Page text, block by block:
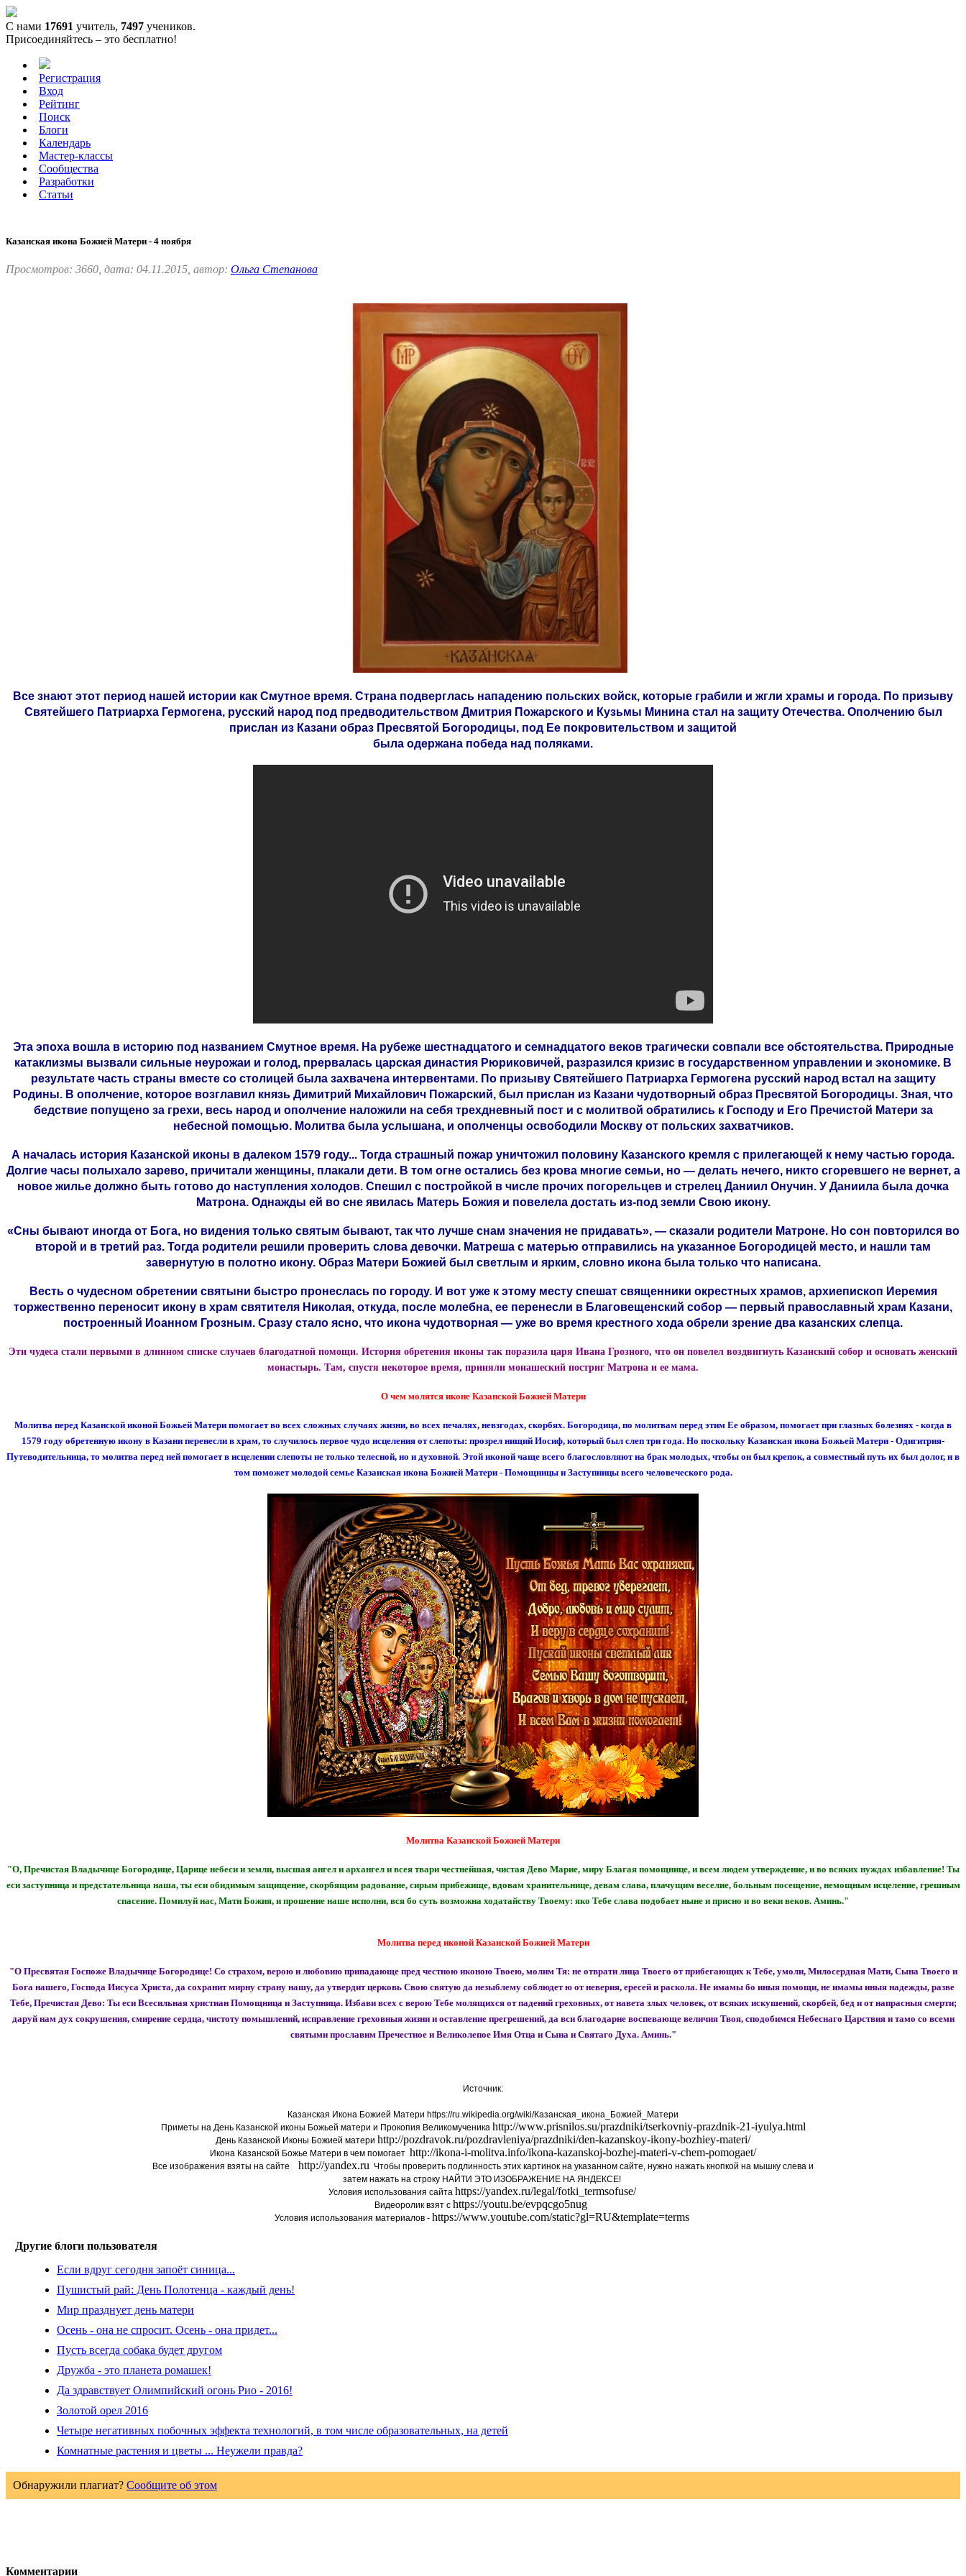
С нами 17691 учитель, 7497 учеников.
Присоединяйтесь – это бесплатно!
Регистрация
Вход
Рейтинг
Поиск
Блоги
Календарь
Мастер-классы
Сообщества
Разработки
Статьи
Казанская икона Божией Матери - 4 ноября
Просмотров: 3660, дата: 04.11.2015, автор: Ольга Степанова
Все знают этот период нашей истории как Смутное время. Страна подверглась нападению польских войск, которые грабили и жгли храмы и города. По призыву
Святейшего Патриарха Гермогена, русский народ под предводительством Дмитрия Пожарского и Кузьмы Минина стал на защиту Отечества. Ополчению был
прислан из Казани образ Пресвятой Богородицы, под Ее покровительством и защитой
была одержана победа над поляками.
Эта эпоха вошла в историю под названием Смутное время. На рубеже шестнадцатого и семнадцатого веков трагически совпали все обстоятельства. Природные
катаклизмы вызвали сильные неурожаи и голод, прервалась царская династия Рюриковичей, разразился кризис в государственном управлении и экономике. В
результате часть страны вместе со столицей была захвачена интервентами. По призыву Святейшего Патриарха Гермогена русский народ встал на защиту
Родины. В ополчение, которое возглавил князь Димитрий Михайлович Пожарский, был прислан из Казани чудотворный образ Пресвятой Богородицы. Зная, что
бедствие попущено за грехи, весь народ и ополчение наложили на себя трехдневный пост и с молитвой обратились к Господу и Его Пречистой Матери за
небесной помощью. Молитва была услышана, и ополченцы освободили Москву от польских захватчиков.
А началась история Казанской иконы в далеком 1579 году... Тогда страшный пожар уничтожил половину Казанского кремля с прилегающей к нему частью города.
Долгие часы полыхало зарево, причитали женщины, плакали дети. В том огне остались без крова многие семьи, но — делать нечего, никто сгоревшего не вернет, а
новое жилье должно быть готово до наступления холодов. Спешил с постройкой в числе прочих погорельцев и стрелец Даниил Онучин. У Даниила была дочка
Матрона. Однажды ей во сне явилась Матерь Божия и повелела достать из-под земли Свою икону.
«Сны бывают иногда от Бога, но видения только святым бывают, так что лучше снам значения не придавать», — сказали родители Матроне. Но сон повторился во
второй и в третий раз. Тогда родители решили проверить слова девочки. Матреша с матерью отправились на указанное Богородицей место, и нашли там
завернутую в полотно икону. Образ Матери Божией был светлым и ярким, словно икона была только что написана.
Весть о чудесном обретении святыни быстро пронеслась по городу. И вот уже к этому месту спешат священники окрестных храмов, архиепископ Иеремия
торжественно переносит икону в храм святителя Николая, откуда, после молебна, ее перенесли в Благовещенский собор — первый православный храм Казани,
построенный Иоанном Грозным. Сразу стало ясно, что икона чудотворная — уже во время крестного хода обрели зрение два казанских слепца.
Эти чудеса стали первыми в длинном списке случаев благодатной помощи. История обретения иконы так поразила царя Ивана Грозного, что он повелел воздвигнуть Казанский собор и основать женский
монастырь. Там, спустя некоторое время, приняли монашеский постриг Матрона и ее мама.
О чем молятся иконе Казанской Божией Матери
Молитва перед Казанской иконой Божьей Матери помогает во всех сложных случаях жизни, во всех печалях, невзгодах, скорбях. Богородица, по молитвам перед этим Ее образом, помогает при глазных болезнях - когда в
1579 году обретенную икону в Казани перенесли в храм, то случилось первое чудо исцеления от слепоты: прозрел нищий Иосиф, который был слеп три года. Но поскольку Казанская икона Божьей Матери - Одигитрия-
Путеводительница, то молитва перед ней помогает в исцелении слепоты не только телесной, но и духовной. Этой иконой чаще всего благословляют на брак молодых, чтобы он был крепок, а совместный путь их был долог, и в
том поможет молодой семье Казанская икона Божией Матери - Помощницы и Заступницы всего человеческого рода.
Молитва Казанской Божией Матери
"О, Пречистая Владычице Богородице, Царице небеси и земли, высшая ангел и архангел и всея твари честнейшая, чистая Дево Марие, миру Благая помощнице, и всем людем утверждение, и во всяких нуждах избавление! Ты
еси заступница и предстательница наша, ты еси обидимым защищение, скорбящим радование, сирым прибежище, вдовам хранительнице, девам слава, плачущим веселие, больным посещение, немощным исцеление, грешным
спасение. Помилуй нас, Мати Божия, и прошение наше исполни, вся бо суть возможна ходатайству Твоему: яко Тебе слава подобает ныне и присно и во веки веков. Аминь."
Молитва перед иконой Казанской Божией Матери
"О Пресвятая Госпоже Владычице Богородице! Со страхом, верою и любовию припадающе пред честною иконою Твоею, молим Тя: не отврати лица Твоего от прибегающих к Тебе, умоли, Милосердная Мати, Сына Твоего и
Бога нашего, Господа Иисуса Христа, да сохранит мирну страну нашу, да утвердит церковь Свою святую да незыблему соблюдет ю от неверия, ересей и раскола. Не имамы бо иныя помощи, не имамы иныя надежды, разве
Тебе, Пречистая Дево: Ты еси Всесильная христиан Помощница и Заступница. Избави всех с верою Тебе молящихся от падений греховных, от навета злых человек, от всяких искушений, скорбей, бед и от напрасныя смерти;
даруй нам дух сокрушения, смирение сердца, чистоту помышлений, исправление греховныя жизни и оставление прегрешений, да вси благодарне воспевающе величия Твоя, сподобимся Небеснаго Царствия и тамо со всеми
святыми прославим Пречестное и Великолепое Имя Отца и Сына и Святаго Духа. Аминь."
Источник:
Казанская Икона Божией Матери https://ru.wikipedia.org/wiki/Казанская_икона_Божией_Матери
Приметы на День Казанской иконы Божьей матери и Прокопия Великомученика http://www.prisnilos.su/prazdniki/tserkovniy-prazdnik-21-iyulya.html
День Казанской Иконы Божией матери http://pozdravok.ru/pozdravleniya/prazdniki/den-kazanskoy-ikony-bozhiey-materi/
Икона Казанской Божье Матери в чем помогает http://ikona-i-molitva.info/ikona-kazanskoj-bozhej-materi-v-chem-pomogaet/
Все изображения взяты на сайте http://yandex.ru Чтобы проверить подлинность этих картинок на указанном сайте, нужно нажать кнопкой на мышку слева и
затем нажать на строку НАЙТИ ЭТО ИЗОБРАЖЕНИЕ НА ЯНДЕКСЕ!
Условия использования сайта https://yandex.ru/legal/fotki_termsofuse/
Видеоролик взят с https://youtu.be/evpqcgo5nug
Условия использования материалов - https://www.youtube.com/static?gl=RU&template=terms
Другие блоги пользователя
Если вдруг сегодня запоёт синица...
Пушистый рай: День Полотенца - каждый день!
Мир празднует день матери
Осень - она не спросит. Осень - она придет...
Пусть всегда собака будет другом
Дружба - это планета ромашек!
Да здравствует Олимпийский огонь Рио - 2016!
Золотой орел 2016
Четыре негативных побочных эффекта технологий, в том числе образовательных, на детей
Комнатные растения и цветы ... Неужели правда?
Обнаружили плагиат? Сообщите об этом
Комментарии